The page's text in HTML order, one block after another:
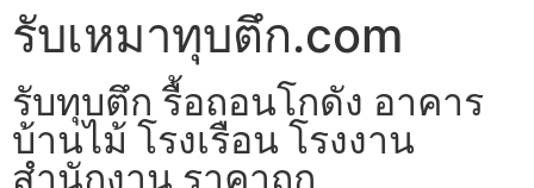
รับเหมาทุบตึก.com
รับทุบตึก รื้อถอนโกดัง อาคาร
บ้านไม้ โรงเรือน โรงงาน
สำนักงาน ราคาถูก